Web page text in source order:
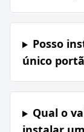
Posso
único
Qual o